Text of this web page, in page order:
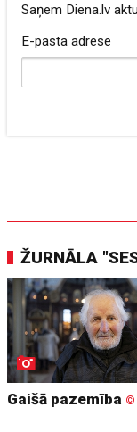
Saņem Diena.lv
E-pasta adrese
ŽURNĀLA
Gaišā pazemība ©